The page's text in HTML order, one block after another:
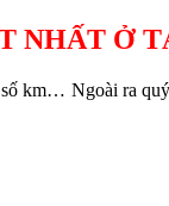
NHẤT Ở
km… Ngoài ra